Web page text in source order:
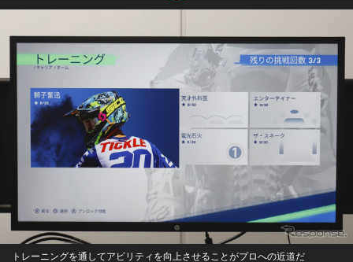
トレーニングを通してアビリティを向上させることがプロへの近道だ